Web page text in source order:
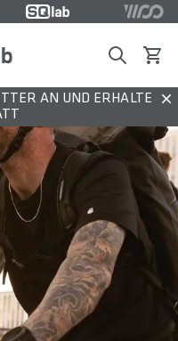
Search
AN UND ERHALTE